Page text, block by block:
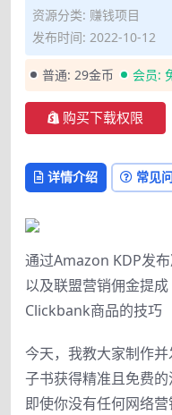
资源分类: 赚钱项目
发布时间: 2022-10-12
普通: 29金币 会员:
购买下载权限
详情介绍 常见
通过Amazon KDP发
以及联盟营销佣金提
Clickbank商品的技巧
今天，我教大家制作
子书获得精准且免费的
即使你没有任何网络